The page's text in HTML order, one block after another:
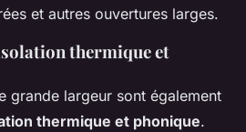
et autres ouvertures larges.
thermique et
grande largeur sont également
thermique et phonique.